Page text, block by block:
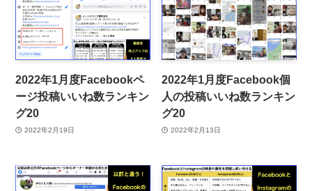
2022年1月度Facebookペ
ージ投稿いいね数ランキン
グ20
2022年2月19日
2022年1月度Facebook個
人の投稿いいね数ランキン
グ20
2022年2月13日